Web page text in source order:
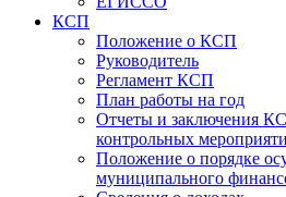
КСП
Положение о КСП
Руководитель
Регламент КСП
План работы на год
Отчеты и заключения
контрольных
Положение о порядке
муниципального